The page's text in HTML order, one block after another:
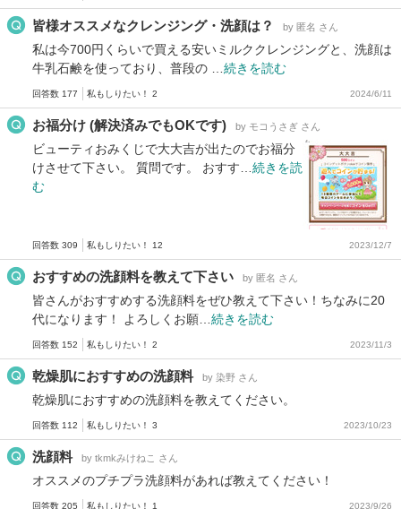
皆様オススメなクレンジング・洗顔は？ by 匿名 さん
私は今700円くらいで買える安いミルククレンジングと、洗顔は
牛乳石鹸を使っており、普段の … 続きを読む
回答数 177 私もしりたい！ 2 2024/6/11
お福分け (解決済みでもOKです) by モコうさぎ さん
ビューティおみくじで大大吉が出たのでお福分
けさせて下さい。 質問です。 おすす… 続きを読
む
回答数 309 私もしりたい！ 12 2023/12/7
おすすめの洗顔料を教えて下さい by 匿名 さん
皆さんがおすすめする洗顔料をぜひ教えて下さい！ちなみに20
代になります！ よろしくお願… 続きを読む
回答数 152 私もしりたい！ 2 2023/11/3
乾燥肌におすすめの洗顔料 by 染野 さん
乾燥肌におすすめの洗顔料を教えてください。
回答数 112 私もしりたい！ 3 2023/10/23
洗顔料 by tkmkみけねこ さん
オススメのプチプラ洗顔料があれば教えてください！
回答数 205 私もしりたい！ 1 2023/9/26